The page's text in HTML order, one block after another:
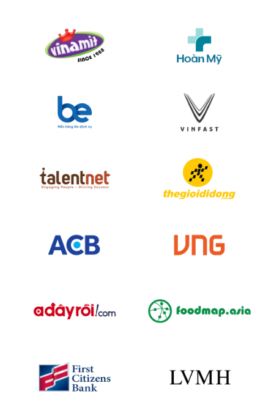
DỊCH
VỤ
DỰ
TUYỂN
THIỆU